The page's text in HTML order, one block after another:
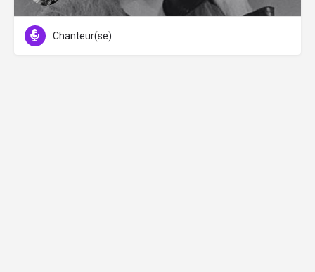
Chanteur(se)